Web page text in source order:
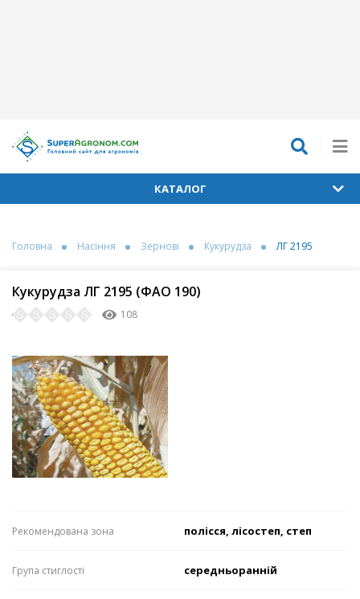
КАТАЛОГ
Головна Насіння Зернові Кукурудза ЛГ 2195
Кукурудза ЛГ 2195 (ФАО 190)
108
Рекомендована зона полісся, лісостеп, степ
Група стиглості середньоранній